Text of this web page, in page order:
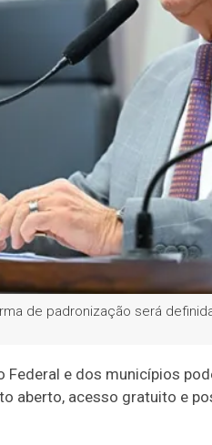
de padronização será
e dos municípios
aberto, acesso gratuito e